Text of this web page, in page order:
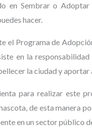
en Sembrar o
hacer.
el Programa de
en la
la ciudad y
para realizar este
de esta manera
en un sector público